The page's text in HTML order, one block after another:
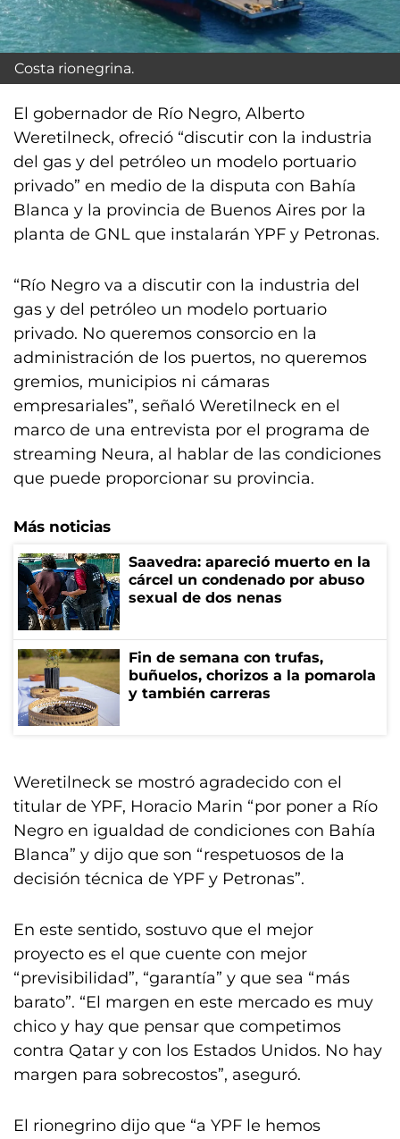
Costa rionegrina.
El gobernador de Río Negro, Alberto
Weretilneck, ofreció “discutir con la industria
del gas y del petróleo un modelo portuario
privado” en medio de la disputa con Bahía
Blanca y la provincia de Buenos Aires por la
planta de GNL que instalarán YPF y Petronas.
“Río Negro va a discutir con la industria del
gas y del petróleo un modelo portuario
privado. No queremos consorcio en la
administración de los puertos, no queremos
gremios, municipios ni cámaras
empresariales”, señaló Weretilneck en el
marco de una entrevista por el programa de
streaming Neura, al hablar de las condiciones
que puede proporcionar su provincia.
Más noticias
Saavedra: apareció muerto en la
cárcel un condenado por abuso
sexual de dos nenas
Fin de semana con trufas,
buñuelos, chorizos a la pomarola
y también carreras
Weretilneck se mostró agradecido con el
titular de YPF, Horacio Marin “por poner a Río
Negro en igualdad de condiciones con Bahía
Blanca” y dijo que son “respetuosos de la
decisión técnica de YPF y Petronas”.
En este sentido, sostuvo que el mejor
proyecto es el que cuente con mejor
“previsibilidad”, “garantía” y que sea “más
barato”. “El margen en este mercado es muy
chico y hay que pensar que competimos
contra Qatar y con los Estados Unidos. No hay
margen para sobrecostos”, aseguró.
El rionegrino dijo que “a YPF le hemos